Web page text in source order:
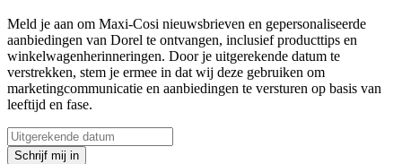
Meld je aan om Maxi-Cosi nieuwsbrieven en gepersonaliseerde
aanbiedingen van Dorel te ontvangen, inclusief producttips en
winkelwagenherinneringen. Door je uitgerekende datum te
verstrekken, stem je ermee in dat wij deze gebruiken om
marketingcommunicatie en aanbiedingen te versturen op basis van
leeftijd en fase.
Schrijf mij in